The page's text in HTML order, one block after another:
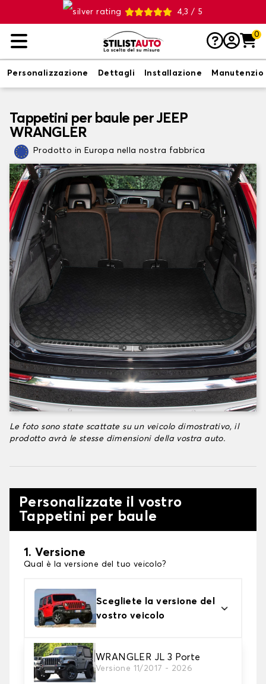
4,3 / 5
0
Personalizzazione Dettagli Installazione
Tappetini per baule per JEEP
WRANGLER
Prodotto in Europa nella nostra fabbrica
Le foto sono state scattate su un veicolo dimostrativo, il
prodotto avrà le stesse dimensioni della vostra auto.
Personalizzate il vostro
Tappetini per baule
1. Versione
Qual è la versione del tuo veicolo?
Scegliete la versione del
vostro veicolo
WRANGLER JL 3 Porte
Versione 11/2017 - 2026
2. Materiale
scegli il materiale del tappetini per baule